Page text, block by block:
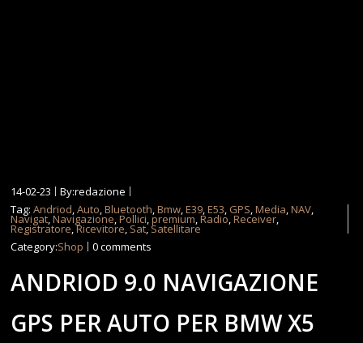
14-02-23
By:redazione
Tag:Andriod,Auto,Bluetooth,Bmw,E39,E53, GPS,Media,NAV,
Navigat,Navigazione,Pollici,premium,Radio,Receiver,
Registratore,Ricevitore, Sat, Satellitare
Category:Shop 0 comments
ANDRIOD 9.0 NAVIGAZIONE
GPS PER AUTO PER BMW X5